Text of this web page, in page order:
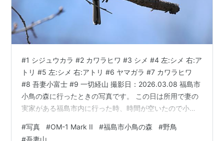
#1 シジュウカラ #2 カワラヒワ #3 シメ #4 左:シメ 右:ア
トリ #5 左:シメ 右:アトリ #6 ヤマガラ #7 カワラヒワ
#8 吾妻小富士 #9 一切経山 撮影日：2026.03.08 福島市
小鳥の森に行ったときの写真です。 この日は所用で妻の
実家がある福島市内に行った時、時間が空いたので小鳥
全てを回ると半日以上は掛かる広さで、ビジターセンタ
#写真 #OM-1 Mark II #福島市小鳥の森 #野鳥
#吾妻山